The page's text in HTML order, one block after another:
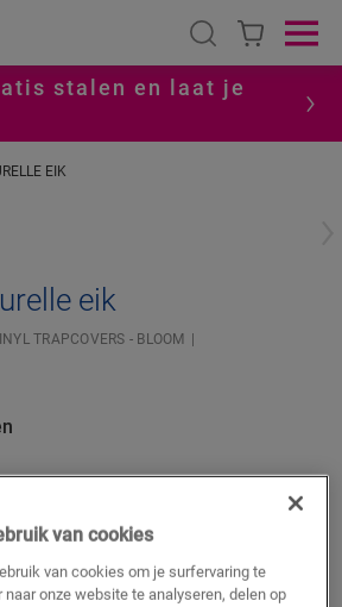
Open search
stalen en laat je
EIK
eik
TRAPCOVERS - BLOOM
AAN WINKELMANDJE
van cookies
van cookies om je surfervaring te
naar onze website te analyseren, delen op